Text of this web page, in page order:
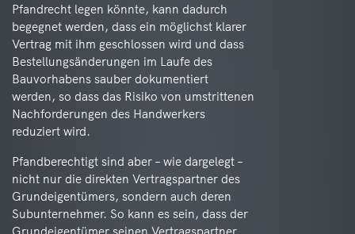
Pfandrecht legen könnte, kann dadurch
begegnet werden, dass ein möglichst klarer
Vertrag mit ihm geschlossen wird und dass
Bestellungsänderungen im Laufe des
Bauvorhabens sauber dokumentiert
werden, so dass das Risiko von umstrittenen
Nachforderungen des Handwerkers
reduziert wird.
Pfandberechtigt sind aber – wie dargelegt –
nicht nur die direkten Vertragspartner des
Grundeigentümers, sondern auch deren
Subunternehmer. So kann es sein, dass der